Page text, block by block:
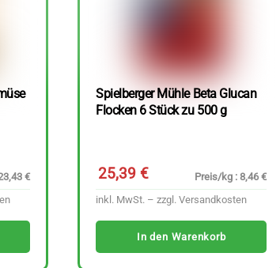
€
Spielberger Mühle Beta Glucan
Flocken 6 Stück zu 500 g
25,39 €
Preis/kg : 8,46 €
inkl. MwSt. – zzgl.Versandkosten
In den Warenkorb